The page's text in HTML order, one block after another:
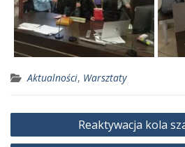
Aktualności, Warsztaty
Nawigacja
wpisu
Reaktywacja kola